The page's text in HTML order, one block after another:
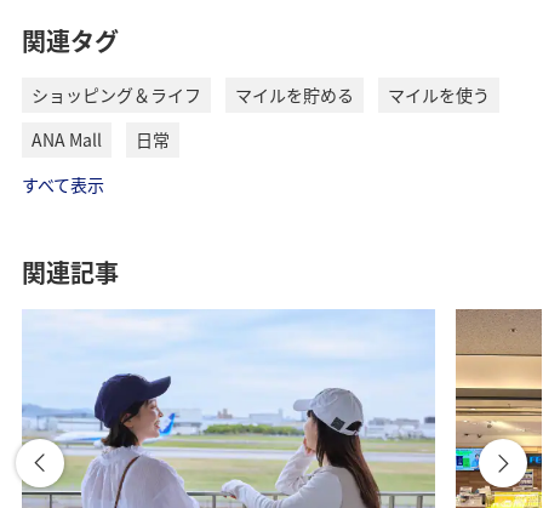
関連タグ
ショッピング＆ライフ マイルを貯める
マイルを使う
ANA Mall
日常
すべて表示
関連記事